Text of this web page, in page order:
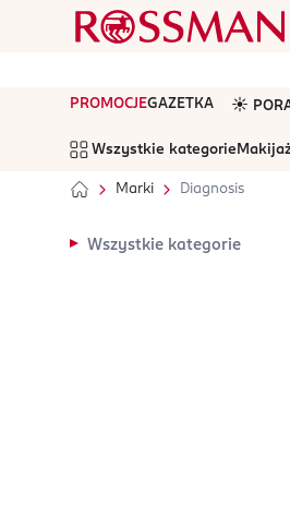
PROMOCJEGAZETKA ☀️
Wszystkie kategorie
Marki Diagnosis
Wszystkie kategorie